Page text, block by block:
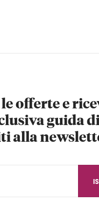
offerte e
guida di
alla